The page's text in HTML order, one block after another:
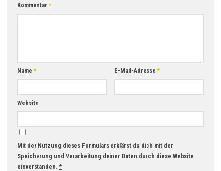
Kommentar*
Name* E-Mail-Adresse*
Website
Mit der Nutzung dieses Formulars erklärst du dich mit der
Speicherung und Verarbeitung deiner Daten durch diese Website
einverstanden. *